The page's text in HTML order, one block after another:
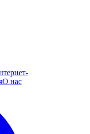
О нас